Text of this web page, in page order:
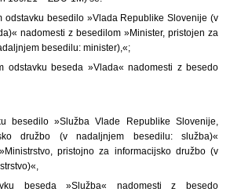
odstavku besedilo »Vlada Republike Slovenije (v
nadomesti z besedilom »Minister, pristojen za
besedilu: minister),«;
odstavku beseda »Vlada« nadomesti z besedo
besedilo »Služba Vlade Republike Slovenije,
družbo (v nadaljnjem besedilu: služba)«
pristojno za informacijsko družbo (v
beseda »Služba« nadomesti z besedo